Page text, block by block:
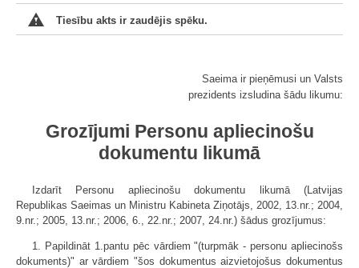
Tiesību akts ir zaudējis spēku.
Saeima ir pieņēmusi un Valsts
prezidents izsludina šādu likumu:
Grozījumi Personu apliecinošu
dokumentu likumā
Izdarīt Personu apliecinošu dokumentu likumā (Latvijas
Republikas Saeimas un Ministru Kabineta Ziņotājs, 2002, 13.nr.; 2004,
9.nr.; 2005, 13.nr.; 2006, 6., 22.nr.; 2007, 24.nr.) šādus grozījumus:
1. Papildināt 1.pantu pēc vārdiem "(turpmāk - personu apliecinošs
dokuments)" ar vārdiem "šos dokumentus aizvietojošus dokumentus